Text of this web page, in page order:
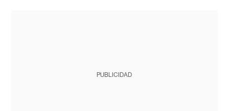
PUBLICIDAD